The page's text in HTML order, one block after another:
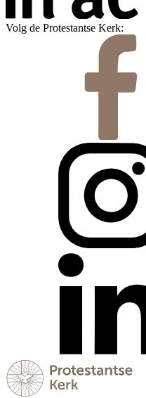
Volg de Protestantse Kerk: